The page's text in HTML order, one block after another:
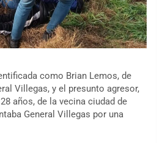
como Brian Lemos, de
Villegas, y el presunto agresor,
años, de la vecina ciudad de
General Villegas por una